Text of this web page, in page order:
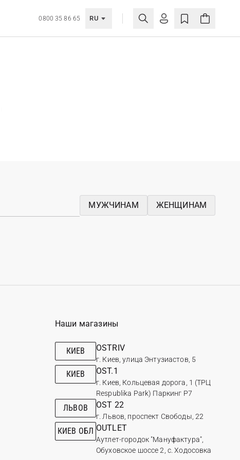
0800 35 86 65 RU
МУЖЧИНАМ ЖЕНЩИНАМ
Наши магазины
КИЕВ OSTRIV
г. Киев, улица Энтузиастов, 5
КИЕВ OST.1
г. Киев, Кольцевая дорога, 1 (ТРЦ
Respublika Park) Паркинг Р7
ЛЬВОВ OST 22
г. Львов, проспект Свободы, 22
КИЕВ ОБЛ OUTLET
Аутлет-городок "Мануфактура",
Обуховское шоссе 2, с. Ходосовка